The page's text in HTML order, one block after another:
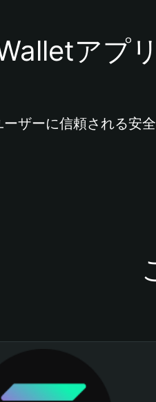
アプ
ザーに信頼される安